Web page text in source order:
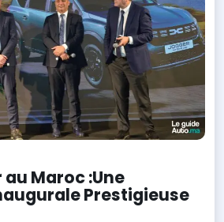
Maroc :Une
Prestigieuse